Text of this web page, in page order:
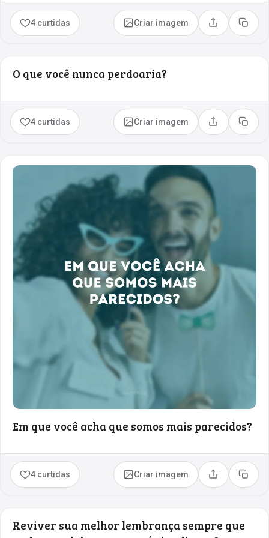
4 curtidas Criar imagem Compartilhar
Copiar
O que você nunca perdoaria?
4 curtidas Criar imagem Compartilhar
Copiar
Em que você acha que somos mais parecidos?
4 curtidas Criar imagem Compartilhar
Copiar
Reviver sua melhor lembrança sempre que